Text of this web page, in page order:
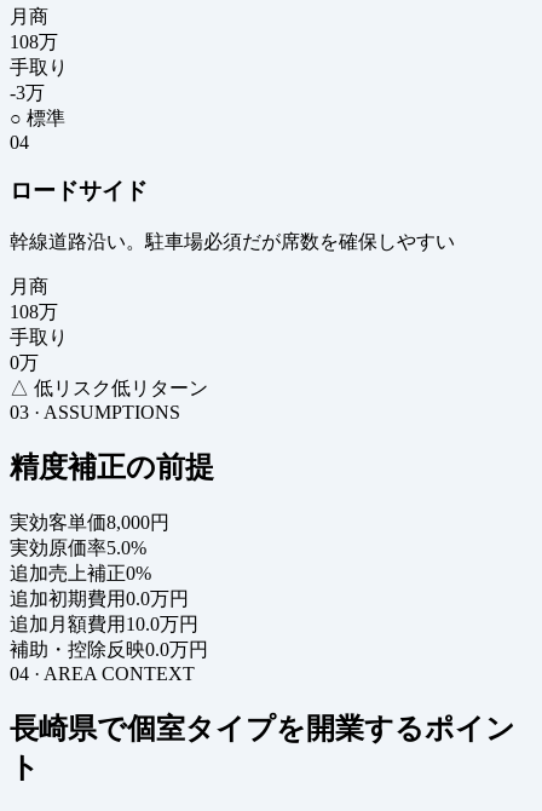
月商
108万
手取り
-3万
○ 標準
04
ロードサイド
幹線道路沿い。駐車場必須だが席数を確保しやすい
月商
108万
手取り
0万
△ 低リスク低リターン
03 · ASSUMPTIONS
精度補正の前提
実効客単価8,000円
実効原価率5.0%
追加売上補正0%
追加初期費用0.0万円
追加月額費用 10.0万円
補助・控除反映0.0万円
04 · AREA CONTEXT
長崎県で個室タイプを開業するポイン
ト